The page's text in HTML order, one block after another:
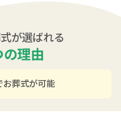
が選ばれる
の理由
お葬式が可能